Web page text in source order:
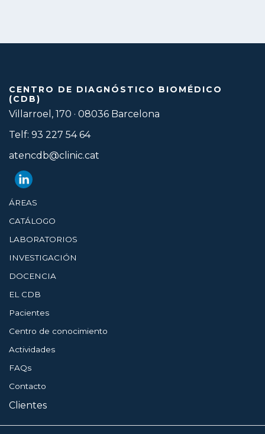
CENTRO DE DIAGNÓSTICO BIOMÉDICO
(CDB)
Villarroel, 170 · 08036 Barcelona
Telf: 93 227 54 64
atencdb@clinic.cat
ÁREAS
CATÁLOGO
LABORATORIOS
INVESTIGACIÓN
DOCENCIA
EL CDB
Pacientes
Centro de conocimiento
Actividades
FAQs
Contacto
Clientes